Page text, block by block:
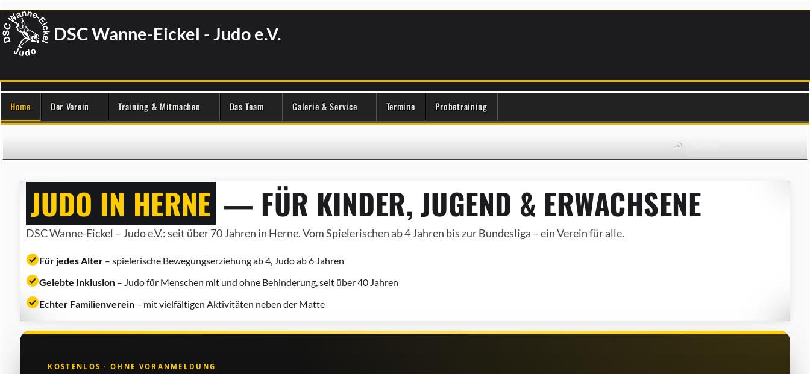
DSC Wanne-Eickel - Judo e.V.
Home Der Verein Training & Mitmachen Das Team Galerie & Service Termine Probetraining
JUDO IN HERNE — FÜR KINDER, JUGEND & ERWACHSENE
DSC Wanne-Eickel – Judo e.V.: seit über 70 Jahren in Herne. Vom Spielerischen ab 4 Jahren bis zur Bundesliga – ein Verein für alle.
Für jedes Alter – spielerische Bewegungserziehung ab 4, Judo ab 6 Jahren
Gelebte Inklusion – Judo für Menschen mit und ohne Behinderung, seit über 40 Jahren
Echter Familienverein – mit vielfältigen Aktivitäten neben der Matte
KOSTENLOS · OHNE VORANMELDUNG